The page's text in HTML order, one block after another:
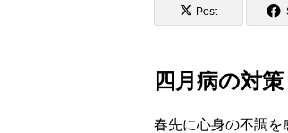
Post
四月病の対
春先に心身の不調を